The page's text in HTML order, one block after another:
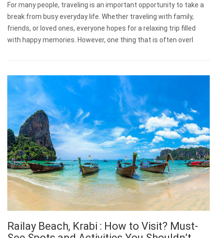
For many people, traveling is an important opportunity to take a
break from busy everyday life. Whether traveling with family,
friends, or loved ones, everyone hopes for a relaxing trip filled
with happy memories. However, one thing that is often overl
Railay Beach, Krabi : How to Visit? Must-